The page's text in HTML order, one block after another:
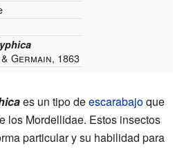
Germain, 1863
es un tipo deescarabajoque
los Mordellidae. Estos insectos
particular y su habilidad para